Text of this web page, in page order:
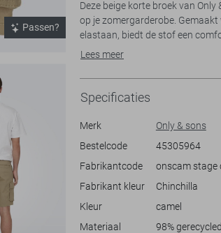
Passen?
Deze beige korte broek van
op je zomergarderobe. Gemaakt
elastaan, biedt de stof een
regular fit taille zorgt samen met
zijzakken heb je genoeg
maken het geheel af, wat zorgt
Met zijn urban stijl is deze korte
de stad of een casual uitje.
ontworpen om gemakkelijk te
past bij diverse gelegenheden,
avondwandeling. Deze Only &
Lees meer
Specificaties
Merk
Only & sons
Bestelcode
45305964
Fabrikantcode
onscam stage
Fabrikant kleur
Chinchilla
Kleur
camel
Materiaal
98%